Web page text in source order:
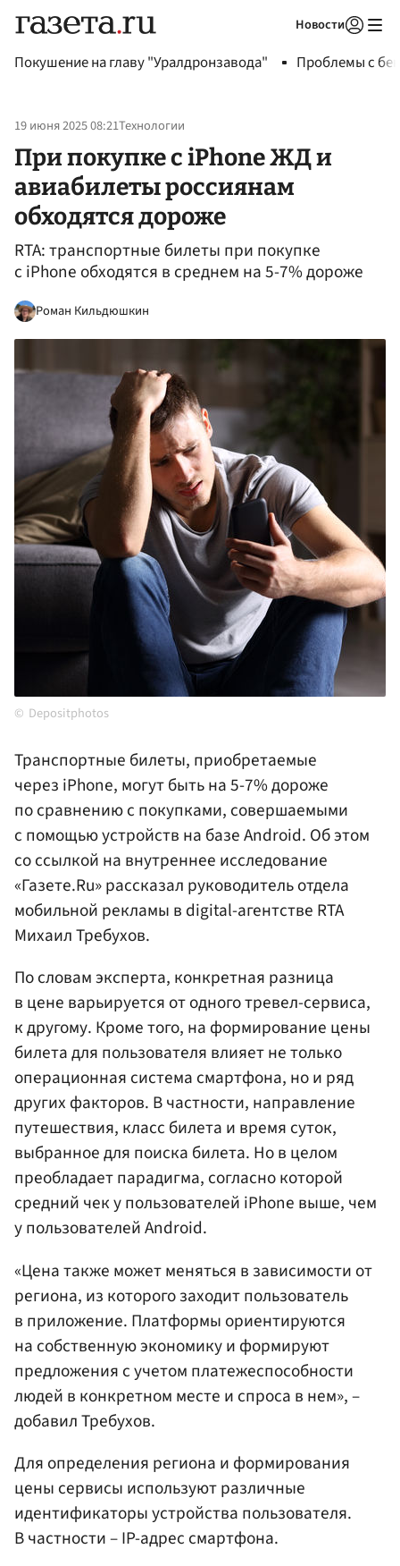
Новости
Покушение на главу "Уралдронзавода" Проблемы с
19 июня 2025 08:21Технологии
При покупке с iPhone ЖД и
авиабилеты россиянам
обходятся дороже
RTA: транспортные билеты при покупке
с iPhone обходятся в среднем на 5-7% дороже
Роман Кильдюшкин
Depositphotos
Транспортные билеты, приобретаемые
через iPhone, могут быть на 5-7% дороже
по сравнению с покупками, совершаемыми
с помощью устройств на базе Android. Об этом
со ссылкой на внутреннее исследование
«Газете.Ru» рассказал руководитель отдела
мобильной рекламы в digital-агентстве RTA
Михаил Требухов.
По словам эксперта, конкретная разница
в цене варьируется от одного тревел-сервиса,
к другому. Кроме того, на формирование цены
билета для пользователя влияет не только
операционная система смартфона, но и ряд
других факторов. В частности, направление
путешествия, класс билета и время суток,
выбранное для поиска билета. Но в целом
преобладает парадигма, согласно которой
средний чек у пользователей iPhone выше, чем
у пользователей Android.
«Цена также может меняться в зависимости от
региона, из которого заходит пользователь
в приложение. Платформы ориентируются
на собственную экономику и формируют
предложения с учетом платежеспособности
людей в конкретном месте и спроса в нем», –
добавил Требухов.
Для определения региона и формирования
цены сервисы используют различные
идентификаторы устройства пользователя.
В частности – IP-адрес смартфона.